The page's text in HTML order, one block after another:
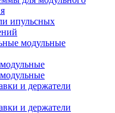
ипульсных
модульные
и держатели
и держатели